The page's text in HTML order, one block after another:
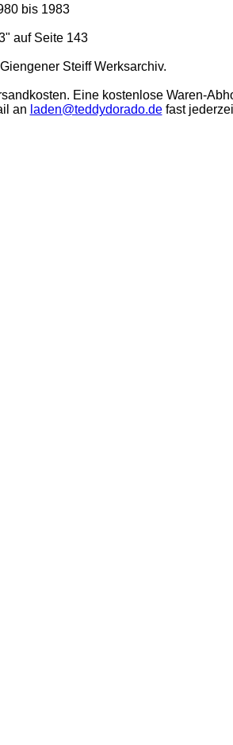
bis 1983
auf Seite 143
Steiff Werksarchiv.
Eine kostenlose Waren-
an laden@teddydorado.defast